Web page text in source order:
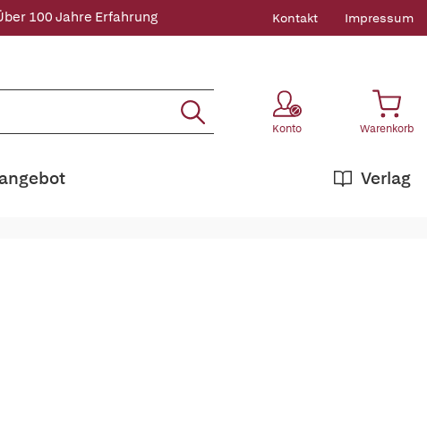
100 Jahre Erfahrung Kontakt Impressum
Konto Warenkorb
Verlag